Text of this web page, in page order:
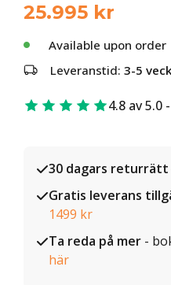
25.995 kr
Available upon order
Leveranstid: 3-5
4.8 av 5.0
30 dagars returrätt
Gratis leverans
1499 kr
Ta reda på mer -
här